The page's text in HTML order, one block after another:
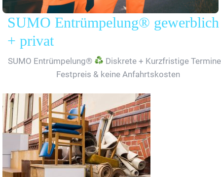
SUMO Entrümpelung® gewerblich
+ privat
SUMO Entrümpelung®
Diskrete + Kurzfristige
Festpreis & keine Anfahrtskosten